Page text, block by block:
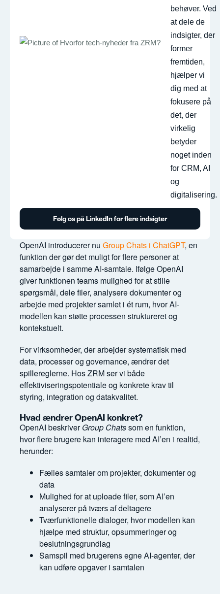
OpenAI introducerer nuGroup Chats i ChatGPT, en
funktion der gør det muligt for flere personer at
samarbejde i samme AI-samtale. Ifølge OpenAI
giver funktionen teams mulighed for at stille
spørgsmål, dele filer, analysere dokumenter og
arbejde med projekter samlet i ét rum, hvor AI-
modellen kan støtte processen struktureret og
kontekstuelt.
For virksomheder, der arbejder systematisk med
data, processer og governance, ændrer det
spillereglerne. Hos ZRM ser vi både
effektiviseringspotentiale og konkrete krav til
styring, integration og datakvalitet.
Hvad ændrer OpenAI konkret?
OpenAI beskriverGroup Chatssom en funktion,
hvor flere brugere kan interagere med AI’en i realtid,
herunder:
Fælles samtaler om projekter, dokumenter og
data
Mulighed for at uploade filer, som AI’en
analyserer på tværs af deltagere
Tværfunktionelle dialoger, hvor modellen kan
hjælpe med struktur, opsummeringer og
beslutningsgrundlag
Samspil med brugerens egne AI-agenter, der
kan udføre opgaver i samtalen
behøver. Ved
at dele de
indsigter, der
former
fremtiden,
hjælper vi
dig med at
fokusere på
det, der
virkelig
betyder
noget inden
for CRM, AI
og
digitalisering.
Følg os på LinkedIn for flere indsigter